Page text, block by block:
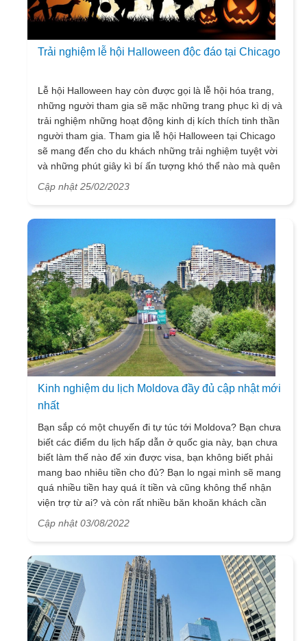
Trải nghiệm lễ hội Halloween độc đáo tại Chicago
Lễ hội Halloween hay còn được gọi là lễ hội hóa trang,
những người tham gia sẽ mặc những trang phục kì dị và
trải nghiệm những hoạt động kinh dị kích thích tinh thần
người tham gia. Tham gia lễ hội Halloween tại Chicago
sẽ mang đến cho du khách những trải nghiệm tuyệt vời
và những phút giây kì bí ấn tượng khó thể nào mà quên
được.
Cập nhật 25/02/2023
Kinh nghiệm du lịch Moldova đầy đủ cập nhật mới
nhất
Bạn sắp có một chuyến đi tự túc tới Moldova? Bạn chưa
biết các điểm du lịch hấp dẫn ở quốc gia này, bạn chưa
biết làm thế nào để xin được visa, bạn không biết phải
mang bao nhiêu tiền cho đủ? Bạn lo ngại mình sẽ mang
quá nhiều tiền hay quá ít tiền và cũng không thể nhận
viện trợ từ ai? và còn rất nhiều băn khoăn khách cần
phải tìm hiểu. Vậy thì bài viết này là dành cho bạn, hãy
Cập nhật 03/08/2022